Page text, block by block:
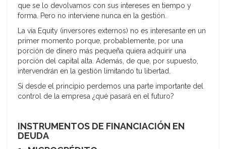
que se lo devolvamos con sus intereses en tiempo y
forma. Pero no interviene nunca en la gestión.
La vía Equity (inversores externos) no es interesante en un
primer momento porque, probablemente, por una
porción de dinero más pequeña quiera adquirir una
porción del capital alta. Además, de que, por supuesto,
intervendrán en la gestión limitando tu libertad.
Si desde el principio perdemos una parte importante del
control de la empresa ¿qué pasará en el futuro?
INSTRUMENTOS DE FINANCIACIÓN EN
DEUDA